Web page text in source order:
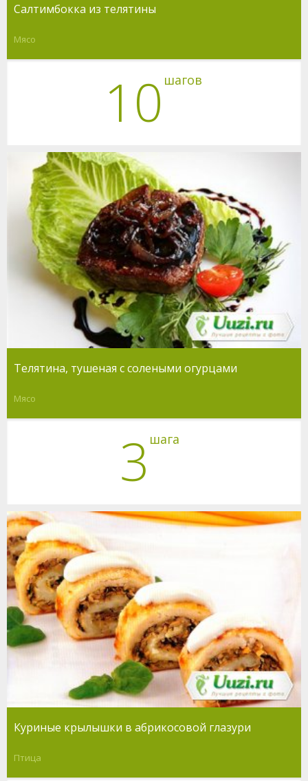
Салтимбокка из телятины
Мясо
10 шагов
Телятина, тушеная с солеными огурцами
Мясо
3 шага
Куриные крылышки в абрикосовой глазури
Птица